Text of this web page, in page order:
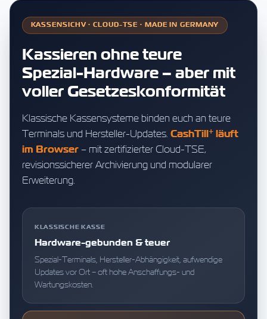
KASSENSICHV · CLOUD-TSE · MADE IN GERMANY
Kassieren ohne teure
Spezial-Hardware – aber mit
voller Gesetzeskonformität
Klassische Kassensysteme binden euch an teure
Terminals und Hersteller-Updates. CashTill +
läuft
im Browser – mit zertifizierter Cloud-TSE,
revisionssicherer Archivierung und modularer
Erweiterung.
KLASSISCHE KASSE
Hardware-gebunden & teuer
Spezial-Terminals, Hersteller-Abhängigkeit, aufwendige
Updates vor Ort – oft hohe Anschaffungs- und
Wartungskosten.